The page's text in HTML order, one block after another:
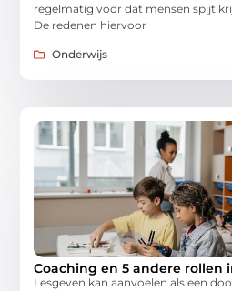
regelmatig voor dat mensen spijt
De redenen hiervoor
Onderwijs
Coaching en 5 andere rollen
Lesgeven kan aanvoelen als een